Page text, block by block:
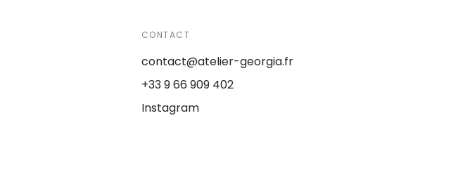
CONTACT
contact@atelier-georgia.fr
+33 9 66 909 402
Instagram